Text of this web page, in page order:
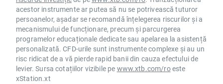
acestor instrumente ar putea să nu se potrivească tuturor
persoanelor, așadar se recomandă înțelegerea riscurilor și a
mecanismului de funcționare, precum și parcurgerea
programelor educaționale dedicate sau apelarea la asistență
personalizată. CFD-urile sunt instrumente complexe și au un
risc ridicat de a vă pierde rapid banii din cauza efectului de
levier. Sursa cotațiilor vizibile pe www.xtb.com/roeste
xStation.xt